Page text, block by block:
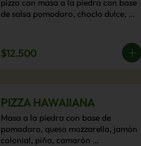
pizza con masa a la piedra con base
de salsa pomodoro, choclo dulce,
$12.500
PIZZA HAWAIIANA
Masa a la piedra con base de
pomodoro, queso mozzarella, jamón
colonial, piña, camarón